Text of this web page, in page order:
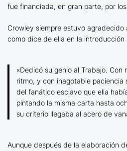
fue financiada, en gran parte, por
Crowley siempre estuvo agradecido
como dice de ella en la introducción
«Dedicó su genio al Trabajo. Con
ritmo, y con inagotable paciencia
del fanático esclavo que ella
pintando la misma carta hasta
su criterio llegaba al acero de
Aunque después de la elaboración